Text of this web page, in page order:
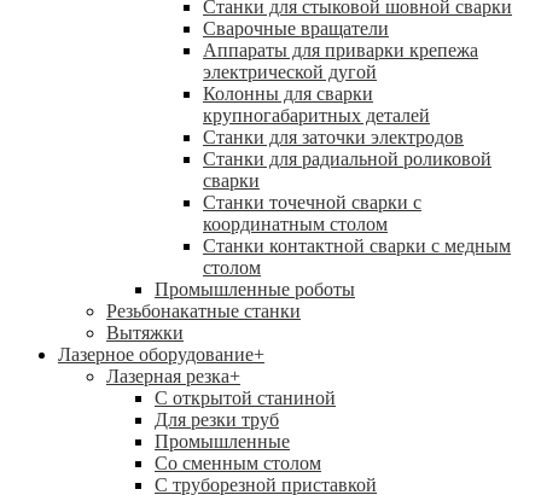
Станки для стыковой шовной сварки
Сварочные вращатели
Аппараты для приварки крепежа
электрической дугой
Колонны для сварки
крупногабаритных деталей
Станки для заточки электродов
Станки для радиальной роликовой
сварки
Станки точечной сварки с
координатным столом
Станки контактной сварки с медным
столом
Промышленные роботы
Резьбонакатные станки
Вытяжки
Лазерное оборудование+
Лазерная резка+
С открытой станиной
Для резки труб
Промышленные
Со сменным столом
С труборезной приставкой